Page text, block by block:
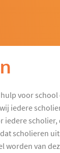
voor school
iedere
iedere scholier,
scholieren
worden van